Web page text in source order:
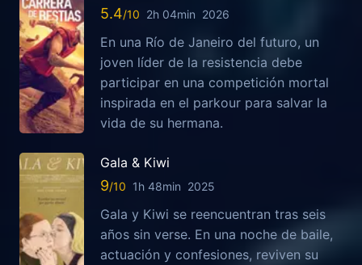
5.4 2h 04min 2026
En una Río de Janeiro del futuro, un
joven líder de la resistencia debe
participar en una competición mortal
inspirada en el parkour para salvar la
vida de su hermana.
Gala & Kiwi
9 1h 48min 2025
Gala y Kiwi se reencuentran tras seis
años sin verse. En una noche de baile,
actuación y confesiones, reviven su